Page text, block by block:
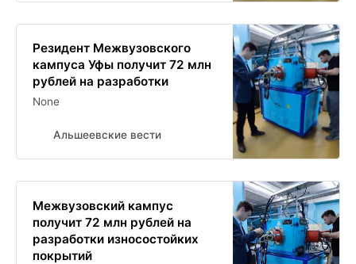
Резидент Межвузовского
кампуса Уфы получит 72 млн
рублей на разработки
None
Альшеевские вести
Межвузовский кампус
получит 72 млн рублей на
разработки износостойких
покрытий